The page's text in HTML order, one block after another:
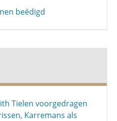
beëdigd
Tielen voorgedragen
Karremans als